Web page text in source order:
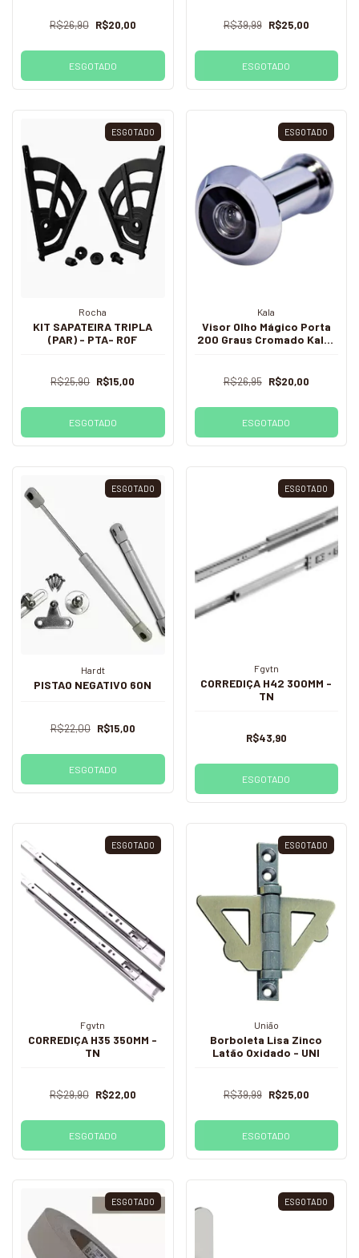
R$26,90 R$20,00
ESGOTADO
R$39,99 R$25,00
ESGOTADO
ESGOTADO
Rocha
KIT SAPATEIRA TRIPLA
(PAR) - PTA- ROF
R$25,90 R$15,00
ESGOTADO
ESGOTADO
Kala
Visor Olho Mágico Porta
200 Graus Cromado Kala-
R$26,95 R$20,00
ESGOTADO
ESGOTADO
Hardt
PISTAO NEGATIVO 60N
R$22,00 R$15,00
ESGOTADO
ESGOTADO
Fgvtn
CORREDIÇA H42 300MM -
TN
R$43,90
ESGOTADO
ESGOTADO
Fgvtn
CORREDIÇA H35 350MM -
TN
R$29,90 R$22,00
ESGOTADO
ESGOTADO
União
Borboleta Lisa Zinco
Latão Oxidado - UNI
R$39,99 R$25,00
ESGOTADO
ESGOTADO ESGOTADO